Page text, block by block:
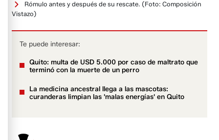
Rómulo antes y después de su rescate. (Foto: Composición
Vistazo)
Te puede interesar:
Quito: multa de USD 5.000 por caso de maltrato que
terminó con la muerte de un perro
La medicina ancestral llega a las mascotas:
curanderas limpian las 'malas energías' en Quito